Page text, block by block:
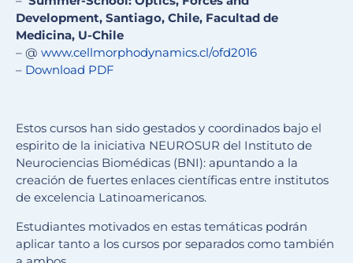
Development, Santiago, Chile, Facultad de
Medicina, U-Chile
– @ www.cellmorphodynamics.cl/ofd2016
– Download PDF
Estos cursos han sido gestados y coordinados bajo el
espirito de la iniciativa NEUROSUR del Instituto de
Neurociencias Biomédicas (BNI): apuntando a la
creación de fuertes enlaces científicas entre institutos
de excelencia Latinoamericanos.
Estudiantes motivados en estas temáticas podrán
aplicar tanto a los cursos por separados como también